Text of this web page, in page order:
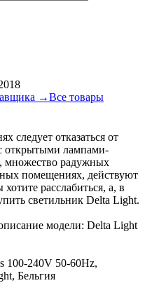
→Все товары
следует отказаться от
открытыми лампами-
множество радужных
помещениях, действуют
расслабиться, а, в
светильник Delta Light.
модели: Delta Light
100-240V 50-60Hz,
Бельгия